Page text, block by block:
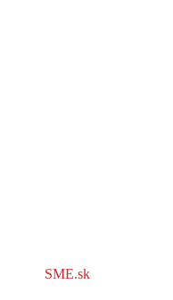
SME.sk